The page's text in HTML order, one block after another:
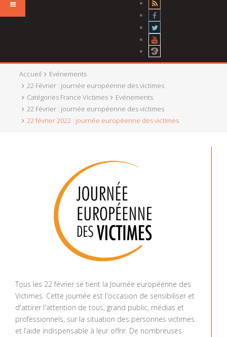
Accueil
Evénements
22 Février : journée européenne des victimes
Catégories France Victimes
Evénements
22 Février : journée européenne des victimes
22 février 2022 : journée européenne des victimes
Tous les 22 février se tient la Journée européenne des
Victimes. Cette journée est l'occasion de sensibiliser et
d'attirer l'attention de tous, grand public, médias et
professionnels, sur la situation des personnes victimes
et l’aide indispensable à leur offrir. De nombreuses